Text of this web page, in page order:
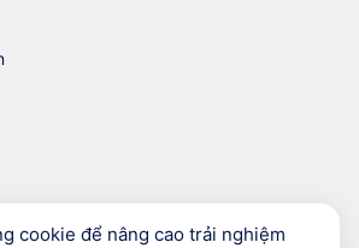
cookie để nâng cao trải nghiệm